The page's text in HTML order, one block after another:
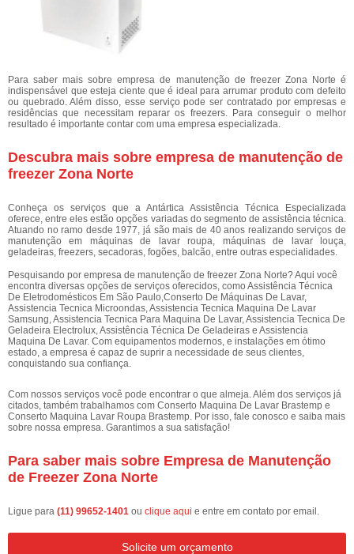
Para saber mais sobre empresa de manutenção de freezer Zona Norte é
indispensável que esteja ciente que é ideal para arrumar produto com defeito
ou quebrado. Além disso, esse serviço pode ser contratado por empresas e
residências que necessitam reparar os freezers. Para conseguir o melhor
resultado é importante contar com uma empresa especializada.
Descubra mais sobre empresa de manutenção de
freezer Zona Norte
Conheça os serviços que a Antártica Assistência Técnica Especializada
oferece, entre eles estão opções variadas do segmento de assistência técnica.
Atuando no ramo desde 1977, já são mais de 40 anos realizando serviços de
manutenção em máquinas de lavar roupa, máquinas de lavar louça,
geladeiras, freezers, secadoras, fogões, balcão, entre outras especialidades.
Pesquisando por empresa de manutenção de freezer Zona Norte? Aqui você
encontra diversas opções de serviços oferecidos, como Assistência Técnica
De Eletrodomésticos Em São Paulo,Conserto De Máquinas De Lavar,
Assistencia Tecnica Microondas, Assistencia Tecnica Maquina De Lavar
Samsung, Assistencia Tecnica Para Maquina De Lavar, Assistencia Tecnica De
Geladeira Electrolux, Assistência Técnica De Geladeiras e Assistencia
Maquina De Lavar. Com equipamentos modernos, e instalações em ótimo
estado, a empresa é capaz de suprir a necessidade de seus clientes,
conquistando sua confiança.
Com nossos serviços você pode encontrar o que almeja. Além dos serviços já
citados, também trabalhamos com Conserto Maquina De Lavar Brastemp e
Conserto Maquina Lavar Roupa Brastemp. Por isso, fale conosco e saiba mais
sobre nossa empresa. Garantimos a sua satisfação!
Para saber mais sobre Empresa de Manutenção
de Freezer Zona Norte
Ligue para (11) 99652-1401 ou clique aqui e entre em contato por email.
Solicite um orçamento